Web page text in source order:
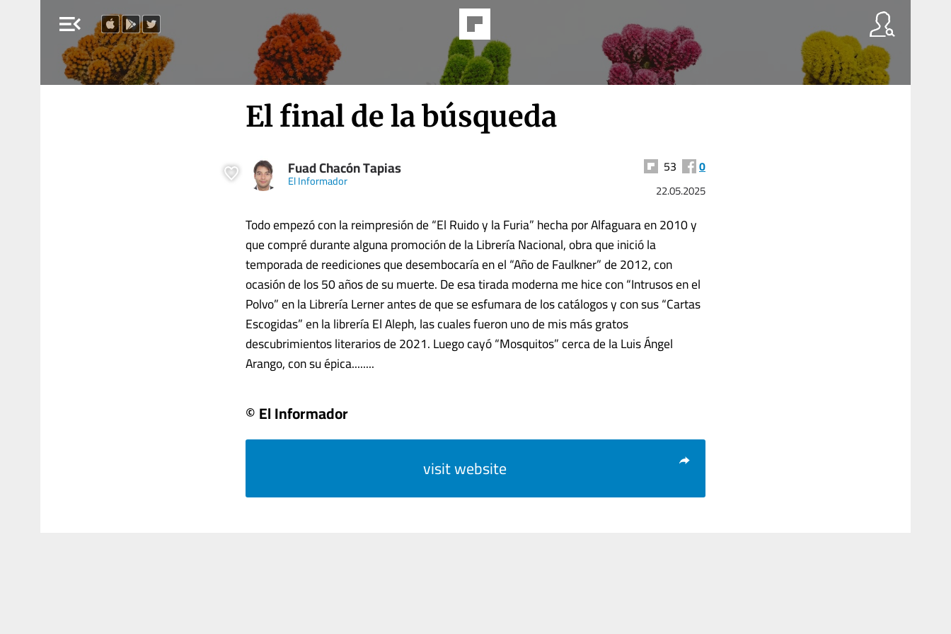
menu_open
El final de la búsqueda
Fuad Chacón Tapias
El Informador
53 0
22.05.2025
Todo empezó con la reimpresión de “El Ruido y la Furia” hecha por Alfaguara en 2010 y
que compré durante alguna promoción de la Librería Nacional, obra que inició la
temporada de reediciones que desembocaría en el “Año de Faulkner” de 2012, con
ocasión de los 50 años de su muerte. De esa tirada moderna me hice con “Intrusos en el
Polvo” en la Librería Lerner antes de que se esfumara de los catálogos y con sus “Cartas
Escogidas” en la librería El Aleph, las cuales fueron uno de mis más gratos
descubrimientos literarios de 2021. Luego cayó “Mosquitos” cerca de la Luis Ángel
Arango, con su épica........
© El Informador
visit website